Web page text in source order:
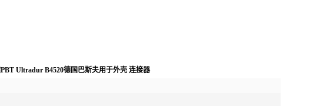
Ultradur B4520德国巴斯夫用于外壳 连接器